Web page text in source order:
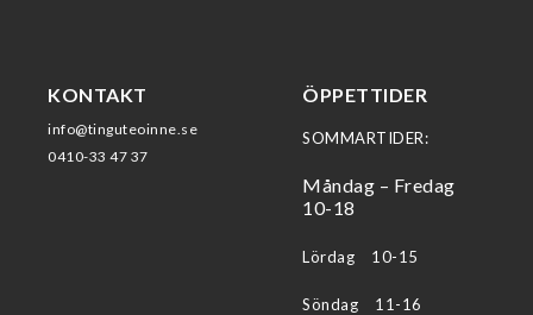
KONTAKT
info@tinguteoinne.se
0410-33 47 37
ÖPPETTIDER
SOMMARTIDER:
Måndag – Fredag
10-18
Lördag 10-15
Söndag 11-16